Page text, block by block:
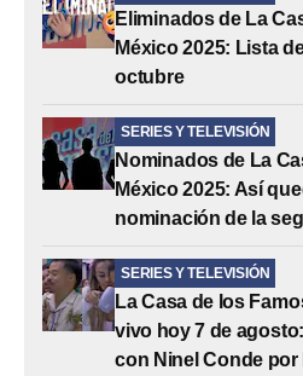
Eliminados de La
México 2025: Lista
octubre
SERIES Y TELEVISIÓN
Nominados de La
México 2025: Así
nominación de la
SERIES Y TELEVISIÓN
La Casa de los
vivo hoy 7 de
con Ninel Conde por